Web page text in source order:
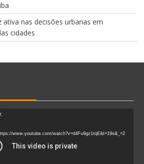
ativa nas decisões urbanas em
cidades
www.youtube.com/watch?v=d4Fu9gz1tqE&t=19s&_=2